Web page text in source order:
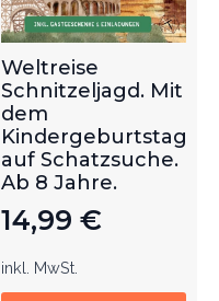
Weltreise
Schnitzeljagd. Mit
dem
Kindergeburtstag
auf Schatzsuche.
Ab 8 Jahre.
14,99 €
inkl. MwSt.